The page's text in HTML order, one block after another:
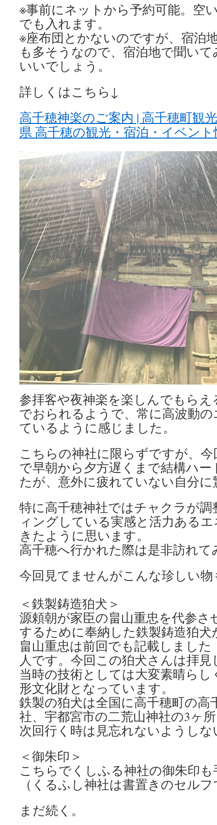
※事前にネットから予約可能。空
でも入れます。
※座布団とかないのですが、宿泊
も多そうなので、宿泊地
いいでしょう。
詳しくはこちら↓
高千穂神楽のご案内 | 高千穂町観
県 高千穂の観光・宿泊・イベント
参拝客や夜神楽を楽しんでもら
でおられるようで、常に高波動
ているように感じました。
こちらの神社に限らずですが、
で早朝から夕方遅くまで結構ハ
たが、意外に疲れていない自分
特に高千穂神社ではチャクラが
ィングしている実感と活力ある
きたように思います。
高千穂へ行かれた際は是非訪れ
今回見てませんがこんな珍しい
＜鉄製鋳造狛犬＞
源頼朝が家臣の畠山重忠を代参さ
するために奉納した鉄製鋳造狛
畠山重忠は前回でも記載しまし
人です。今回この狛犬さんは拝
当時の技術としては大変素晴ら
形文化財となっています。
鉄製の狛犬は全国に高千穂町の高
社、宇都宮市の二荒山神社の3ヶ
次回行く時は見忘れないようし
＜御朱印＞
こちらでくしふる神社の御朱印
（くるふし神社は書置きのセル
まだ続く。